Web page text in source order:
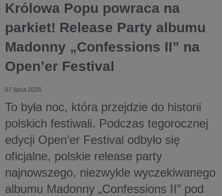
Królowa Popu powraca na
parkiet! Release Party albumu
Madonny „Confessions II” na
Open’er Festival
07 lipca 2026
To była noc, która przejdzie do historii
polskich festiwali. Podczas tegorocznej
edycji Open’er Festival odbyło się
oficjalne, polskie release party
najnowszego, niezwykle wyczekiwanego
albumu Madonny „Confessions II” pod